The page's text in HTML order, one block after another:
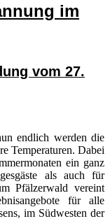
im
vom 27.
endlich werden die
Temperaturen. Dabei
ein ganz
als auch für
Pfälzerwald vereint
für alle
im Südwesten der